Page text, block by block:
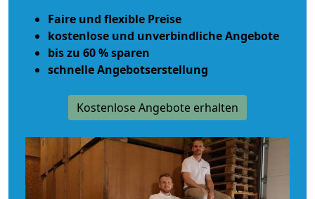
Faire und flexible Preise
kostenlose und unverbindliche Angebote
bis zu 60 % sparen
schnelle Angebotserstellung
Kostenlose Angebote erhalten